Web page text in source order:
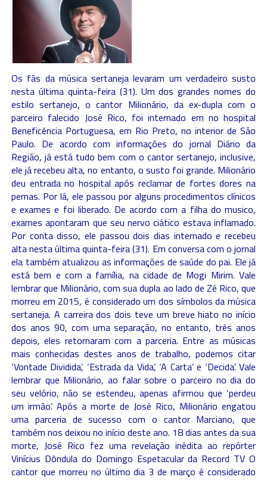
Os fãs da música sertaneja levaram um verdadeiro susto
nesta última quinta-feira (31). Um dos grandes nomes do
estilo sertanejo, o cantor Milionário, da ex-dupla com o
parceiro falecido José Rico, foi internado em no hospital
Beneficência Portuguesa, em Rio Preto, no interior de São
Paulo. De acordo com informações do jornal Diário da
Região, já está tudo bem com o cantor sertanejo, inclusive,
ele já recebeu alta, no entanto, o susto foi grande. Milionário
deu entrada no hospital após reclamar de fortes dores na
pernas. Por lá, ele passou por alguns procedimentos clínicos
e exames e foi liberado. De acordo com a filha do musico,
exames apontaram que seu nervo ciático estava inflamado.
Por conta disso, ele passou dois dias internado e recebeu
alta nesta última quinta-feira (31). Em conversa com o jornal
ela também atualizou as informações de saúde do pai. Ele já
está bem e com a família, na cidade de Mogi Mirim. Vale
lembrar que Milionário, com sua dupla ao lado de Zé Rico, que
morreu em 2015, é considerado um dos símbolos da música
sertaneja. A carreira dos dois teve um breve hiato no início
dos anos 90, com uma separação, no entanto, três anos
depois, eles retornaram com a parceria. Entre as músicas
mais conhecidas destes anos de trabalho, podemos citar
‘Vontade Dividida’, ‘Estrada da Vida’, ‘A Carta’ e ‘Decida’. Vale
lembrar que Milionário, ao falar sobre o parceiro no dia do
seu velório, não se estendeu, apenas afirmou que ‘perdeu
um irmão’. Após a morte de José Rico, Milionário engatou
uma parceria de sucesso com o cantor Marciano, que
também nos deixou no início deste ano. 18 dias antes da sua
morte, José Rico fez uma revelação inédita ao repórter
Vinícius Dôndula do Domingo Espetacular da Record TV O
cantor que morreu no último dia 3 de março é considerado